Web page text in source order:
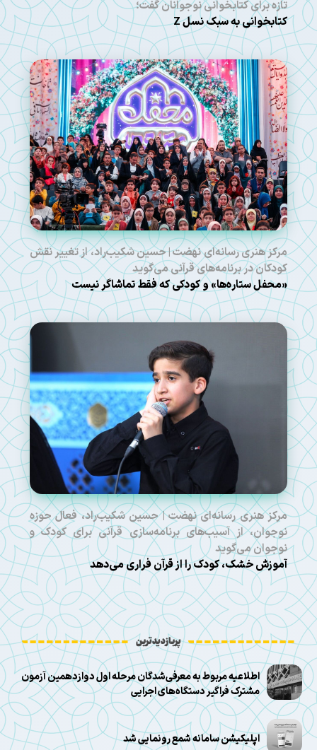
تازه برای کتابخوانی نوجوانان گفت؛
کتابخوانی به سبک نسل Z
مرکز هنری رسانه‌ای نهضت | حسین شکیب‌راد، از تغییر نقش
کودکان در برنامه‌های قرآنی می‌گوید
«محفل ستاره‌ها» و کودکی که فقط تماشاگر نیست
مرکز هنری رسانه‌ای نهضت | حسین شکیب‌راد، فعال حوزه
نوجوان، از آسیب‌های برنامه‌سازی قرآنی برای کودک و
نوجوان می‌گوید
آموزش خشک، کودک را از قرآن فراری می‌دهد
پربازدیدترین
اطلاعیه مربوط به معرفی‌شدگان مرحله اول دوازدهمین آزمون
مشترک فراگیر دستگاه‌های اجرایی
اپلیکیشن سامانه شمع رونمایی شد